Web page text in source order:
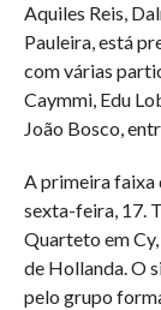
Aquiles Reis,
Pauleira, está
com várias
Caymmi, Edu
João Bosco,
A primeira faixa
sexta-feira, 17.
Quarteto em
de Hollanda. O
pelo grupo